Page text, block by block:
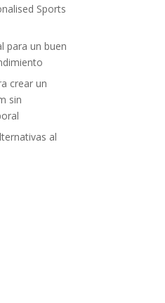
Sports
para un buen
crear un
sin
al